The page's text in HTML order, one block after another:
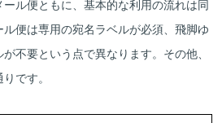
ル便ともに、基本的な利用の流れは同
便は専用の宛名ラベルが必須、飛脚ゆ
不要という点で異なります。その他、
です。